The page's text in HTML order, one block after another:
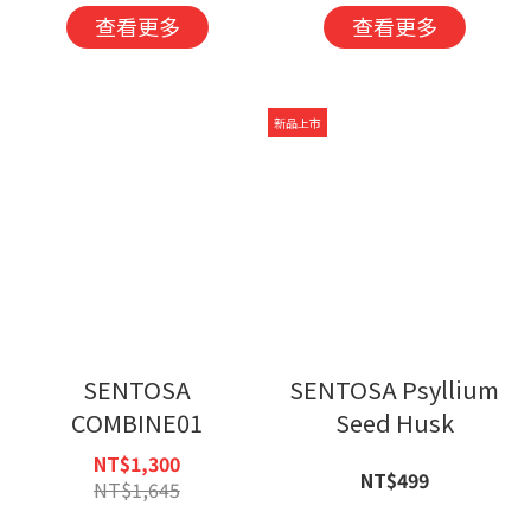
查看更多 查看更多
SENTOSA
COMBINE01
NT$1,300
NT$1,645
新品上市
SENTOSA Psyllium
Seed Husk
NT$499